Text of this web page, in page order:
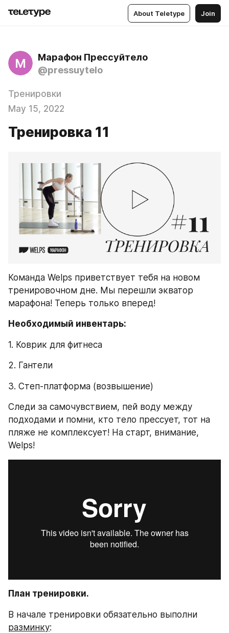
About Teletype Join
М
Марафон Прессуйтело
@pressuytelo
Тренировки
May 15, 2022
Тренировка 11
Команда Welps приветствует тебя на новом
тренировочном дне. Мы перешли экватор
марафона! Теперь только вперед!
Необходимый инвентарь:
1. Коврик для фитнеса
2. Гантели
3. Степ-платформа (возвышение)
Следи за самочувствием, пей воду между
подходами и помни, кто тело прессует, тот на
пляже не комплексует! На старт, внимание,
Welps!
План тренировки.
разминку: